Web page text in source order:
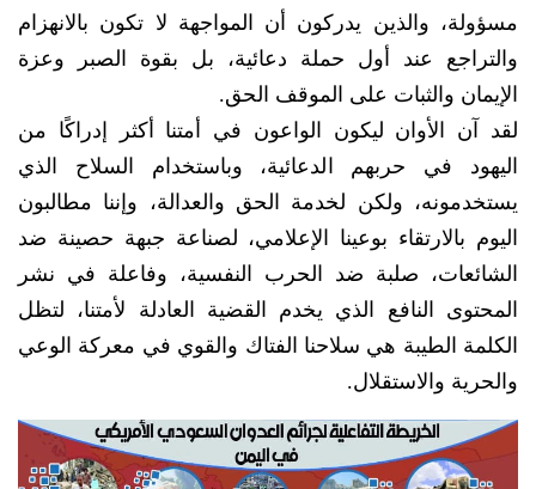
مسؤولة، والذين يدركون أن المواجهة لا تكون بالانهزام
والتراجع عند أول حملة دعائية، بل بقوة الصبر وعزة
الإيمان والثبات على الموقف الحق.
لقد آن الأوان ليكون الواعون في أمتنا أكثر إدراكًا من
اليهود في حربهم الدعائية، وباستخدام السلاح الذي
يستخدمونه، ولكن لخدمة الحق والعدالة، وإننا مطالبون
اليوم بالارتقاء بوعينا الإعلامي، لصناعة جبهة حصينة ضد
الشائعات، صلبة ضد الحرب النفسية، وفاعلة في نشر
المحتوى النافع الذي يخدم القضية العادلة لأمتنا، لتظل
الكلمة الطيبة هي سلاحنا الفتاك والقوي في معركة الوعي
والحرية والاستقلال.